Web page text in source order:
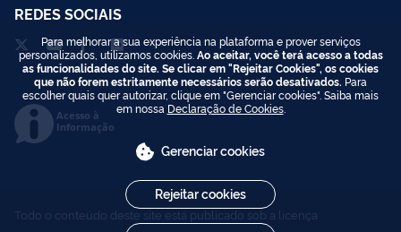
REDES SOCIAIS
Acesso à
Informação
Todo o conteúdo deste site está publicado sob a licença
Para melhorar a sua experiência na plataforma e prover serviços
personalizados, utilizamos cookies. Ao aceitar, você terá acesso a todas
as funcionalidades do site. Se clicar em "Rejeitar Cookies", os cookies
que não forem estritamente necessários serão desativados. Para
escolher quais quer autorizar, clique em "Gerenciar cookies". Saiba mais
em nossa Declaração de Cookies.
Gerenciar cookies
Rejeitar cookies